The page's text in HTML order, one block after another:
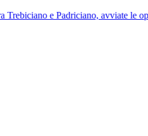
e Padriciano, avviate le